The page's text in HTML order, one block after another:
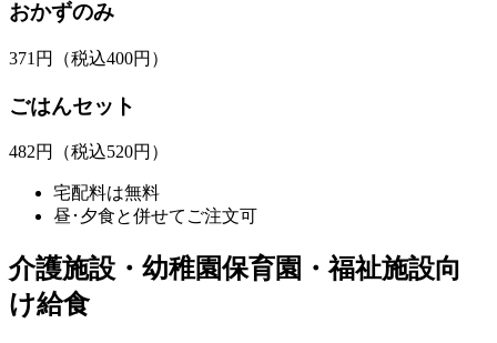
おかずのみ
371 円 （税込400円）
ごはんセット
482円 （税込520円）
宅配料は無料
昼･夕食と併せてご注文可
介護施設・幼稚園保育園・福祉施設向
け給食